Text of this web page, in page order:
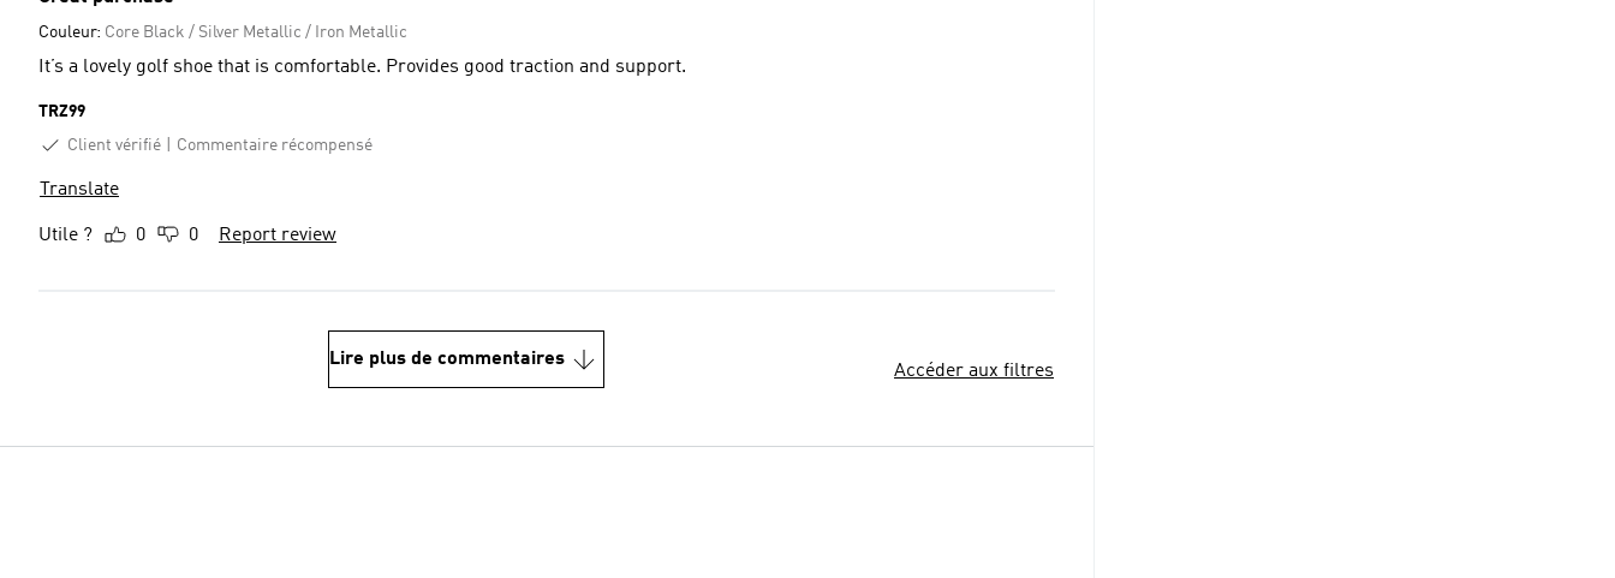
Couleur: Core Black / Silver Metallic / Iron Metallic
It’s a lovely golf shoe that is comfortable. Provides good traction and support.
TRZ99
Client vérifié
Commentaire récompensé
Translate
Utile ? 0 0 Report review
Lire plus de commentaires
Accéder aux filtres